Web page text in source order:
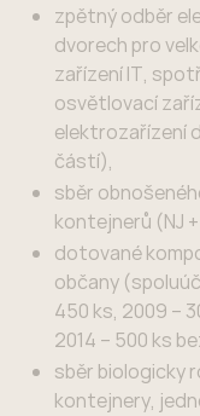
zpětný odběr
dvorech pro
zařízení IT,
osvětlovací
elektrozařízení
částí),
sběr
kontejnerů (NJ
dotované
občany
450 ks, 2009 –
2014 – 500 ks
sběr biologicky
kontejnery,